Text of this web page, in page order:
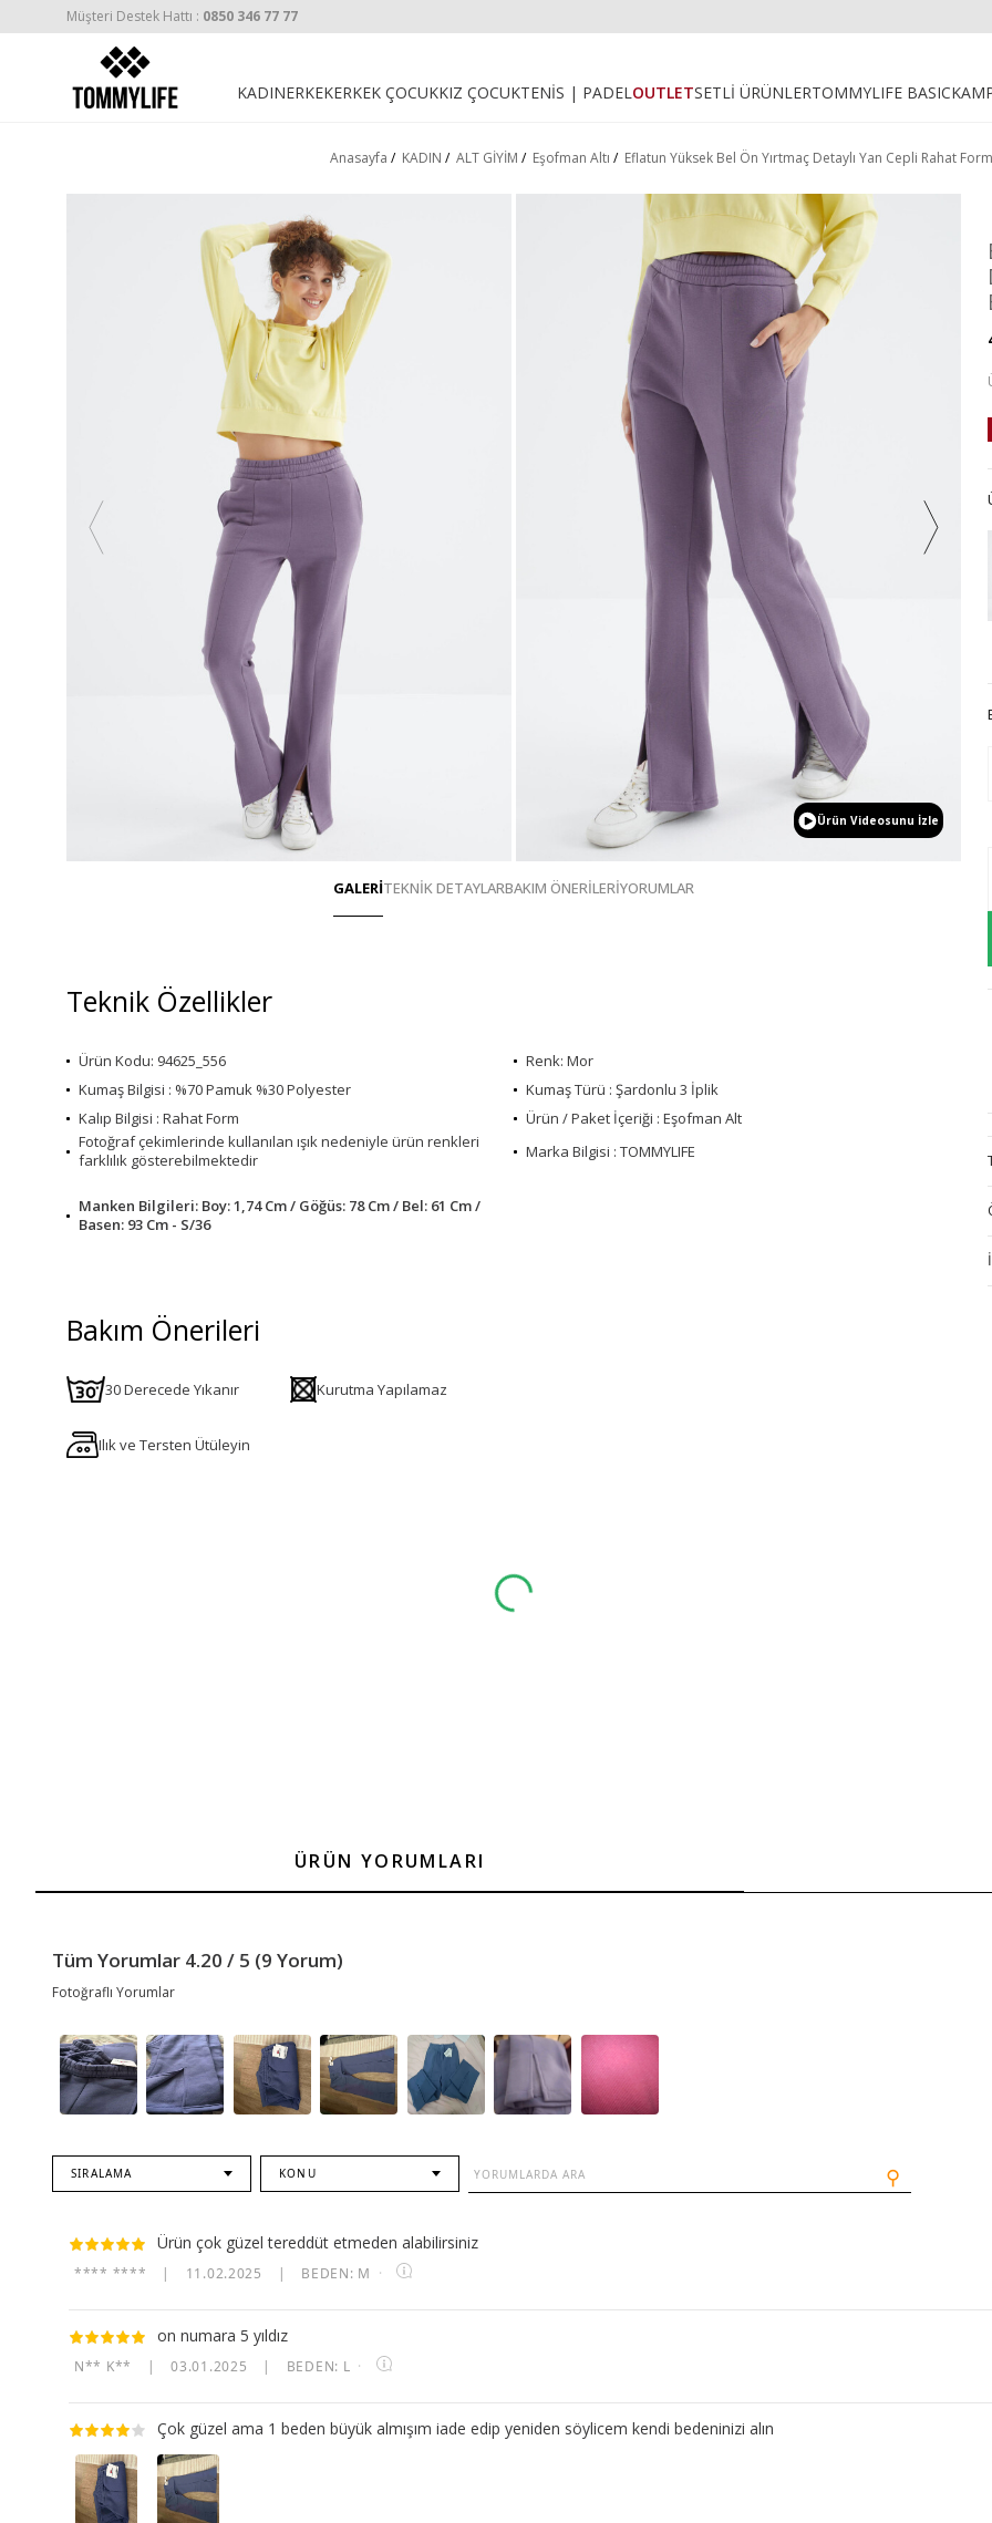
Müşteri Destek Hattı : 0850 346 77 77
KADINERKEKERKEK ÇOCUKKIZ ÇOCUKTENİS | PADELOUTLETSETLİ ÜRÜNLERTOMMYLIFE BASIC
Anasayfa / KADIN / ALT GİYİM / Eşofman Altı / Eflatun Yüksek Bel Ön Yırtmaç Detaylı Yan Cepli Rahat
Ürün Videosunu İzle
GALERİTEKNİK DETAYLARBAKIM ÖNERİLERİYORUMLAR
Teknik Özellikler
Ürün Kodu: 94625_556
Renk: Mor
Kumaş Bilgisi : %70 Pamuk %30 Polyester
Kumaş Türü : Şardonlu 3 İplik
Kalıp Bilgisi : Rahat Form
Ürün / Paket İçeriği : Eşofman Alt
Fotoğraf çekimlerinde kullanılan ışık nedeniyle ürün renkleri
farklılık gösterebilmektedir
Marka Bilgisi : TOMMYLIFE
Manken Bilgileri: Boy: 1,74 Cm / Göğüs: 78 Cm / Bel: 61 Cm /
Basen: 93 Cm - S/36
Bakım Önerileri
30 Derecede Yıkanır Kurutma Yapılamaz
Ilık ve Tersten Ütüleyin
ÜRÜN YORUMLARI
Tüm Yorumlar 4.20 / 5 (9 Yorum)
Fotoğraflı Yorumlar
SIRALAMA KONU ⚲
Ürün çok güzel tereddüt etmeden alabilirsiniz
**** **** | 11.02.2025 | BEDEN: M ·
on numara 5 yıldız
N** K** | 03.01.2025 | BEDEN: L ·
Çok güzel ama 1 beden büyük almışım iade edip yeniden söylicem kendi bedeninizi alın